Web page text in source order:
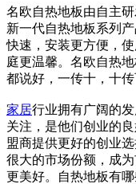
名欧自热地板由自主
新一代自热地板系列
快速，安装更方便，
庭更温馨。名欧自热
都说好，一传十，十
家居行业拥有广阔的
关注，是他们创业的
盟商提供更好的创业
很大的市场份额，成
更美好。自热地板有